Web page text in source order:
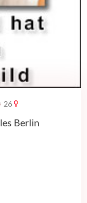
26
Berlin